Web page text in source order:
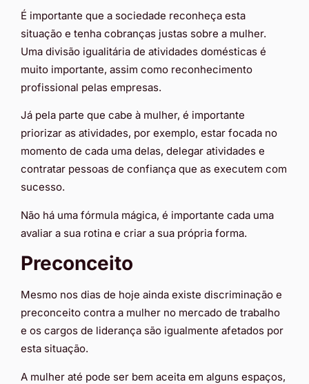
É importante que a sociedade reconheça esta
situação e tenha cobranças justas sobre a mulher.
Uma divisão igualitária de atividades domésticas é
muito importante, assim como reconhecimento
profissional pelas empresas.
Já pela parte que cabe à mulher, é importante
priorizar as atividades, por exemplo, estar focada no
momento de cada uma delas, delegar atividades e
contratar pessoas de confiança que as executem com
sucesso.
Não há uma fórmula mágica, é importante cada uma
avaliar a sua rotina e criar a sua própria forma.
Preconceito
Mesmo nos dias de hoje ainda existe discriminação e
preconceito contra a mulher no mercado de trabalho
e os cargos de liderança são igualmente afetados por
esta situação.
A mulher até pode ser bem aceita em alguns espaços,